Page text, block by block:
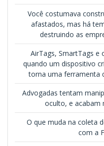
Você costumava
afastados, mas há
destruindo as
AirTags, SmartTags e
quando um dispositivo
torna uma ferramenta
Advogadas tentam
oculto, e acabam
O que muda na coleta
com a